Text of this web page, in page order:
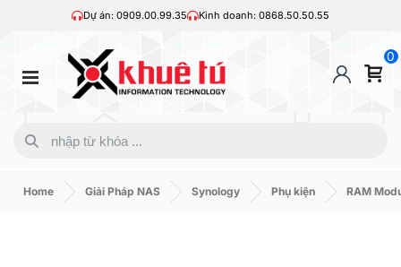
Dự án: 0909.00.99.35 Kinh doanh: 0868.50.50.55
0
Home Giải Pháp NAS Synology Phụ kiện RAM